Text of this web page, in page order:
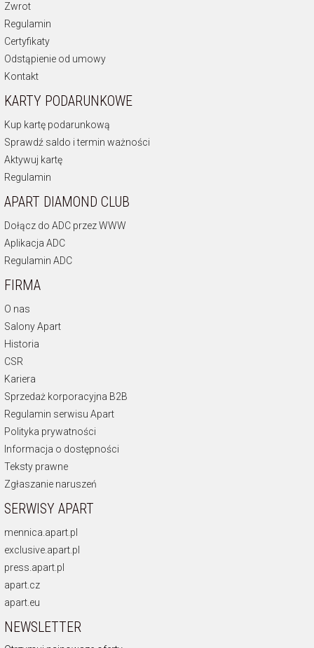
Zwrot
Regulamin
Certyfikaty
Odstąpienie od umowy
Kontakt
KARTY PODARUNKOWE
Kup kartę podarunkową
Sprawdź saldo i termin ważności
Aktywuj kartę
Regulamin
APART DIAMOND CLUB
Dołącz do ADC przez WWW
Aplikacja ADC
Regulamin ADC
FIRMA
O nas
Salony Apart
Historia
CSR
Kariera
Sprzedaż korporacyjna B2B
Regulamin serwisu Apart
Polityka prywatności
Informacja o dostępności
Teksty prawne
Zgłaszanie naruszeń
SERWISY APART
mennica.apart.pl
exclusive.apart.pl
press.apart.pl
apart.cz
apart.eu
NEWSLETTER